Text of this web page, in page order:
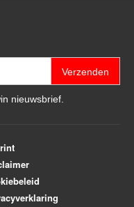
Verzenden
nieuwsbrief.